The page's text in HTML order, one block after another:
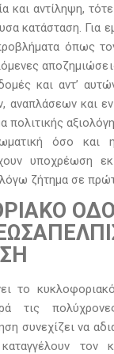
και αντίληψη,
κατάσταση. Για
όπως
και αντ’
αναπλάσεων και εν
πολιτικής
όσο και
υποχρέωση
ζήτημα σε
το
τις
συνεχίζει να
τον